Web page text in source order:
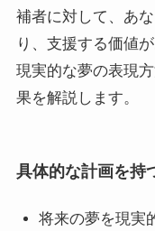
補者に対して、あ
り、支援する価値
現実的な夢の表現
果を解説します。
具体的な計画を持
将来の夢を現実